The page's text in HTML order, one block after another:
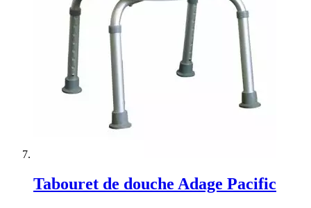
Tabouret de douche Adage Pacific